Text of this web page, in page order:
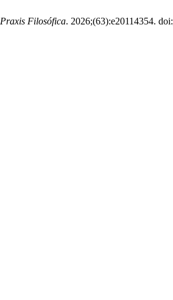
Praxis Filosófica. 2026;(63):e20114354. doi: